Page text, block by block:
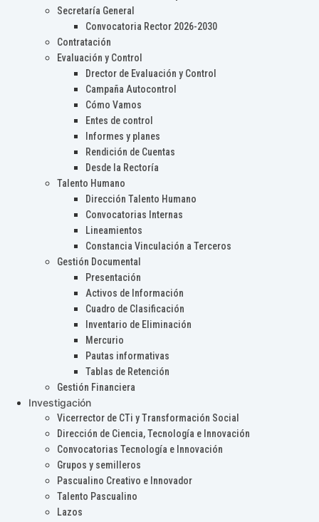
Secretaría General
Convocatoria Rector 2026-2030
Contratación
Evaluación y Control
Drector de Evaluación y Control
Campaña Autocontrol
Cómo Vamos
Entes de control
Informes y planes
Rendición de Cuentas
Desde la Rectoría
Talento Humano
Dirección Talento Humano
Convocatorias Internas
Lineamientos
Constancia Vinculación a Terceros
Gestión Documental
Presentación
Activos de Información
Cuadro de Clasificación
Inventario de Eliminación
Mercurio
Pautas informativas
Tablas de Retención
Gestión Financiera
Investigación
Vicerrector de CTi y Transformación Social
Dirección de Ciencia, Tecnología e Innovación
Convocatorias Tecnología e Innovación
Grupos y semilleros
Pascualino Creativo e Innovador
Talento Pascualino
Lazos